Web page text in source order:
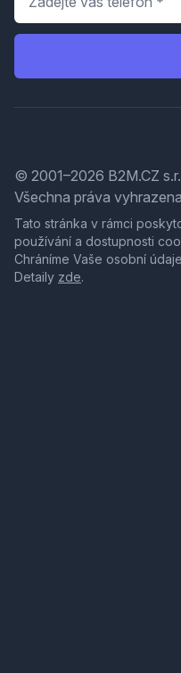
© 2001–2026 B2M.CZ
Všechna práva
Tato stránka v rámci
používání a dostupnosti
Chráníme Vaše osobní
Detaily zde.